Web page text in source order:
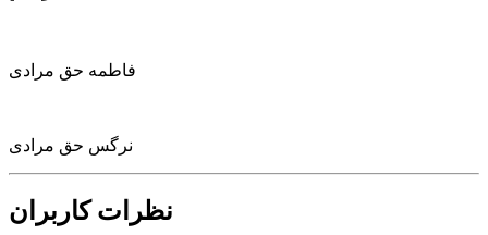
فاطمه حق مرادی
نرگس حق مرادی
نظرات کاربران